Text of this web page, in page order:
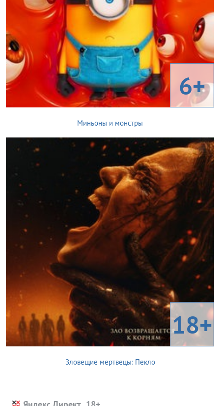
6+
Миньоны и монстры
18+
Зловещие мертвецы: Пекло